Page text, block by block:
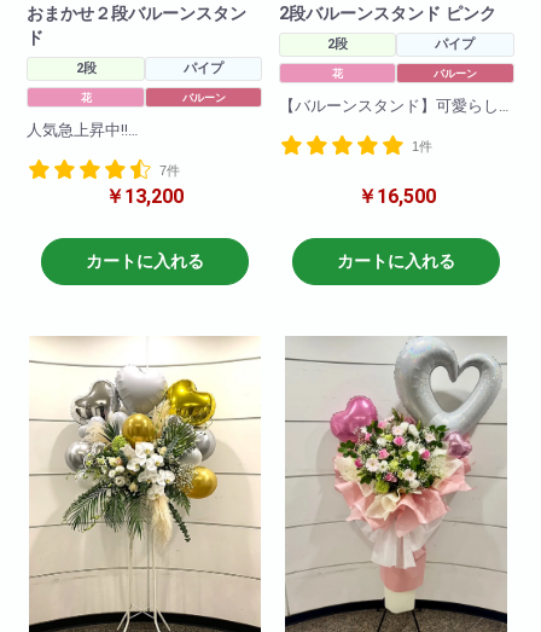
おまかせ２段バルーンスタン
ド
2段 パイプ
花 バルーン
人気急上昇中!!
れたスタンド花です。基本的に
はカラフルでお作りしておりま
御色の指定等ある場合は 色指
定バルーンスタンド という商
※写真はイメージです
仕入れ状況により花材は変動い
たしますので
何卒ご了承ください。
7件
￥13,200
カートに入れる
2段バルーンスタンド ピンク
2段 パイプ
花 バルーン
【バルーンスタンド】可愛らし
お作りさせていただきました!色
ご希望の色を備考欄に記載いた
はお花の数が少ないため染めた
り、作成ができない場合があり
ます。
気急上昇中により値下げ敢行!よ
りお求めやすくなりました。
1件
￥16,500
カートに入れる